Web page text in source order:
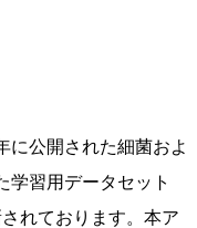
に公開された細菌およ
学習用データセット
れております。本ア